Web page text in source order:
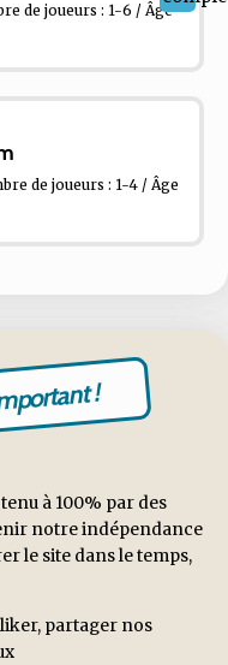
de joueurs : 1-6 / Âge
de joueurs : 1-4 / Âge
!
à 100% par des
notre indépendance
le site dans le temps,
partager nos